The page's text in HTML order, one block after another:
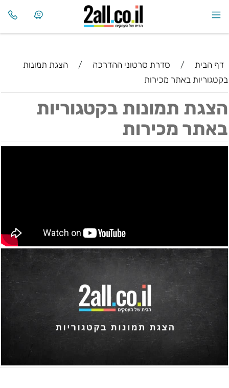
דף הבית / סדרת סרטוני ההדרכה /
הצגת תמונות
בקטגוריות באתר מכירות
הצגת תמונות בקטגוריות
באתר מכירות